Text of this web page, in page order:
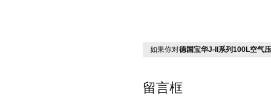
如果你对德国宝华J-II系列100L空气
留言框